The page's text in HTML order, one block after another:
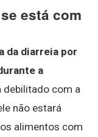
está com
da diarreia por
a
debilitado com a
não estará
alimentos com